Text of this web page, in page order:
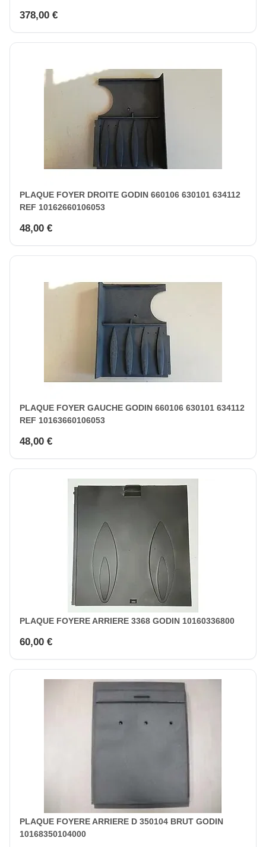
378,00 €
PLAQUE FOYER DROITE GODIN 660106 630101 634112
REF 10162660106053
48,00 €
PLAQUE FOYER GAUCHE GODIN 660106 630101 634112
REF 10163660106053
48,00 €
PLAQUE FOYERE ARRIERE 3368 GODIN 10160336800
60,00 €
PLAQUE FOYERE ARRIERE D 350104 BRUT GODIN
10168350104000